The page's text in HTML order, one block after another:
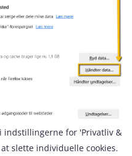
indstillingerne for 'Privatliv &
slette individuelle cookies.